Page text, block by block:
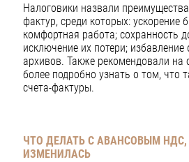
Налоговики назвали
фактур, среди которых: ускорение
комфортная работа; сохранность
исключение их потери;
архивов. Также рекомендовали на
более подробно узнать о том, что
счета-фактуры.
ЧТО ДЕЛАТЬ С АВАНСОВЫМ НДС,
ИЗМЕНИЛАСЬ